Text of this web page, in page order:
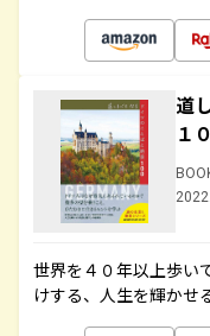
道
１
世界を４０年以上歩い
けする、人生を輝かせ